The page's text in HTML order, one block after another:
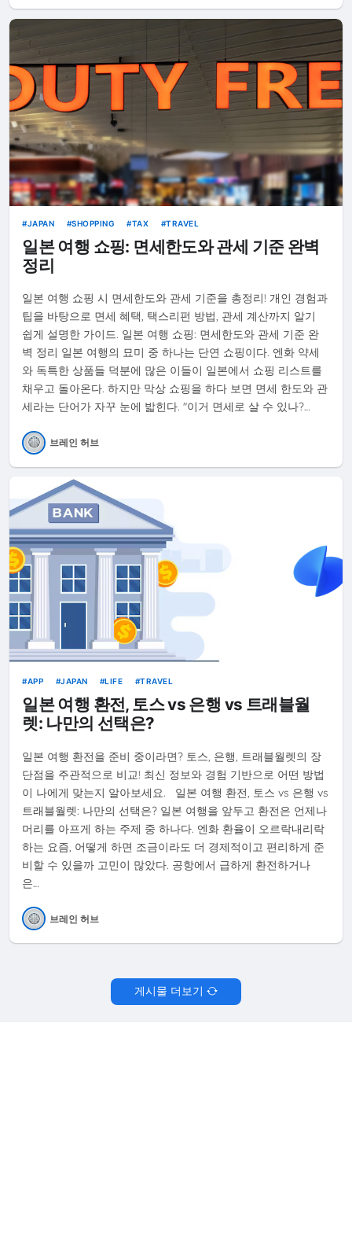
JAPAN SHOPPING TAX TRAVEL
일본 여행 쇼핑: 면세한도와 관세 기준 완벽
정리
일본 여행 쇼핑 시 면세한도와 관세 기준을 총정리! 개인 경험과
팁을 바탕으로 면세 혜택, 택스리펀 방법, 관세 계산까지 알기
쉽게 설명한 가이드. 일본 여행 쇼핑: 면세한도와 관세 기준 완
벽 정리 일본 여행의 묘미 중 하나는 단연 쇼핑이다. 엔화 약세
와 독특한 상품들 덕분에 많은 이들이 일본에서 쇼핑 리스트를
채우고 돌아온다. 하지만 막상 쇼핑을 하다 보면 면세 한도와 관
세라는 단어가 자꾸 눈에 밟힌다. "이거 면세로 살 수 있나?…
브레인 허브
APP JAPAN LIFE TRAVEL
일본 여행 환전, 토스 vs 은행 vs 트래블월
렛: 나만의 선택은?
일본 여행 환전을 준비 중이라면? 토스, 은행, 트래블월렛의 장
단점을 주관적으로 비교! 최신 정보와 경험 기반으로 어떤 방법
이 나에게 맞는지 알아보세요. 일본 여행 환전, 토스 vs 은행 vs
트래블월렛: 나만의 선택은? 일본 여행을 앞두고 환전은 언제나
머리를 아프게 하는 주제 중 하나다. 엔화 환율이 오르락내리락
하는 요즘, 어떻게 하면 조금이라도 더 경제적이고 편리하게 준
비할 수 있을까 고민이 많았다. 공항에서 급하게 환전하거나
은…
브레인 허브
게시물 더보기